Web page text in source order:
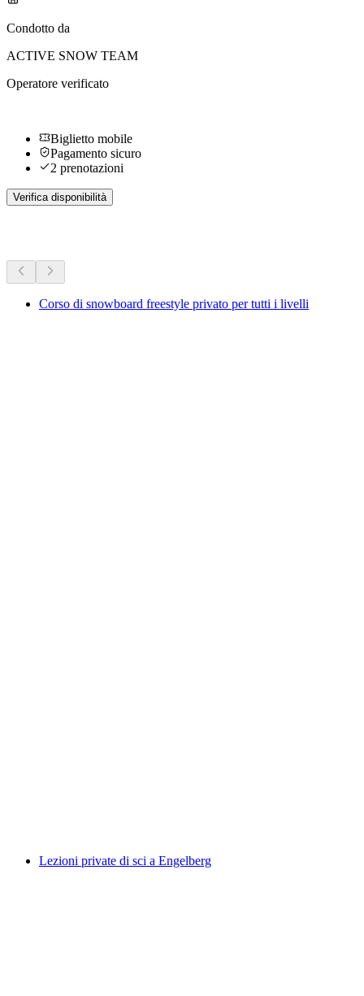
Condotto da
ACTIVE SNOW TEAM
Operatore verificato
Biglietto mobile
Pagamento sicuro
2 prenotazioni
Verifica disponibilità
Corso di snowboard freestyle privato per tutti i livelli
Lezioni private di sci a Engelberg